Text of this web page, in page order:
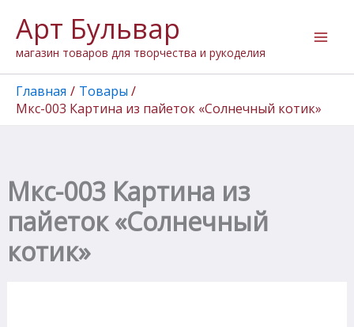
содержимому
Арт Бульвар
магазин товаров для творчества и рукоделия
Главная
Товары
Мкс-003 Картина из пайеток «Солнечный котик»
Мкс-003 Картина из
пайеток «Солнечный
котик»